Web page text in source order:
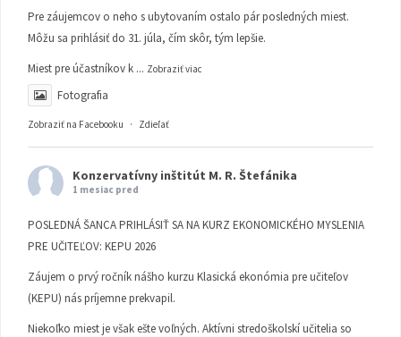
Pre záujemcov o neho s ubytovaním ostalo pár posledných miest.
Môžu sa prihlásiť do 31. júla, čím skôr, tým lepšie.
Miest pre účastníkov k ... Zobraziť viac
Fotografia
Zobraziť na Facebooku · Zdieľať
Konzervatívny inštitút M. R. Štefánika
1 mesiac pred
POSLEDNÁ ŠANCA PRIHLÁSIŤ SA NA KURZ EKONOMICKÉHO MYSLENIA
PRE UČITEĽOV: KEPU 2026
Záujem o prvý ročník nášho kurzu Klasická ekonómia pre učiteľov
(KEPU) nás príjemne prekvapil.
Niekoľko miest je však ešte voľných. Aktívni stredoškolskí učitelia so